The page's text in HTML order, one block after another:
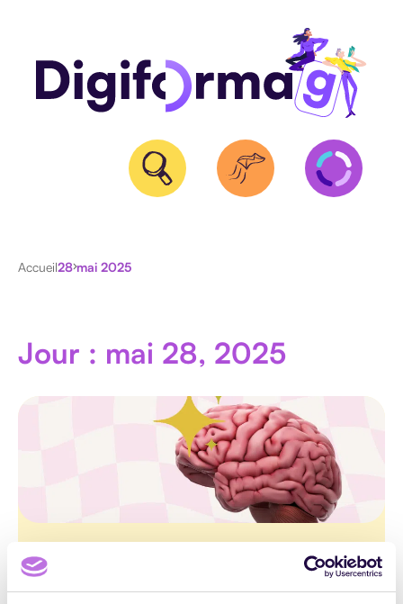
QUALIOPI
CERTIFICATION
HANDICAP
E-
PÉDAGOGIE
Accueil28 mai 2025
Jour : mai 28, 2025
L’IA au service du développement des soft
skills : révolution ou simple évolution